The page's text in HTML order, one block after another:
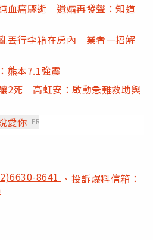
血癌驟逝 遺孀再發聲：知道
丟行李箱在房內 業者一招解
熊本7.1強震
2死 高虹安：啟動急難救助與
愛你 PR
8641 、投訴爆料信箱：